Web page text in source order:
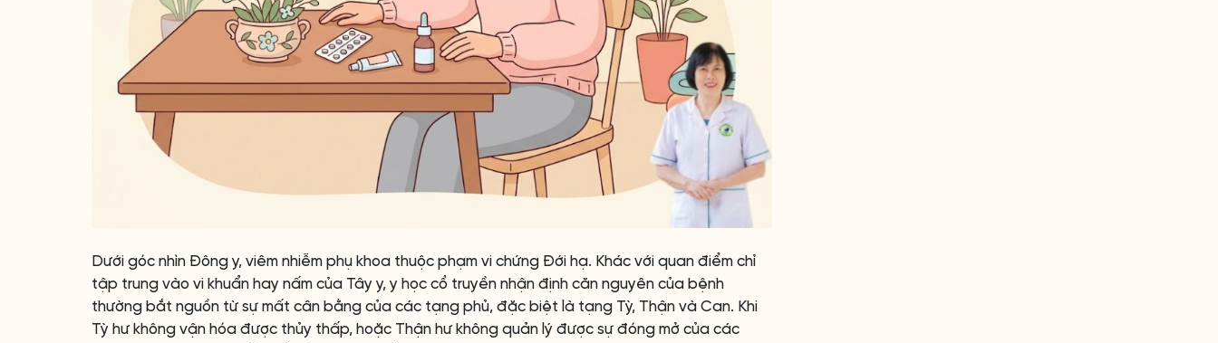
Dưới góc nhìn Đông y, viêm nhiễm phụ khoa thuộc phạm vi chứng Đới hạ. Khác với quan điểm chỉ
tập trung vào vi khuẩn hay nấm của Tây y, y học cổ truyền nhận định căn nguyên của bệnh
thường bắt nguồn từ sự mất cân bằng của các tạng phủ, đặc biệt là tạng Tỳ, Thận và Can. Khi
Tỳ hư không vận hóa được thủy thấp, hoặc Thận hư không quản lý được sự đóng mở của các